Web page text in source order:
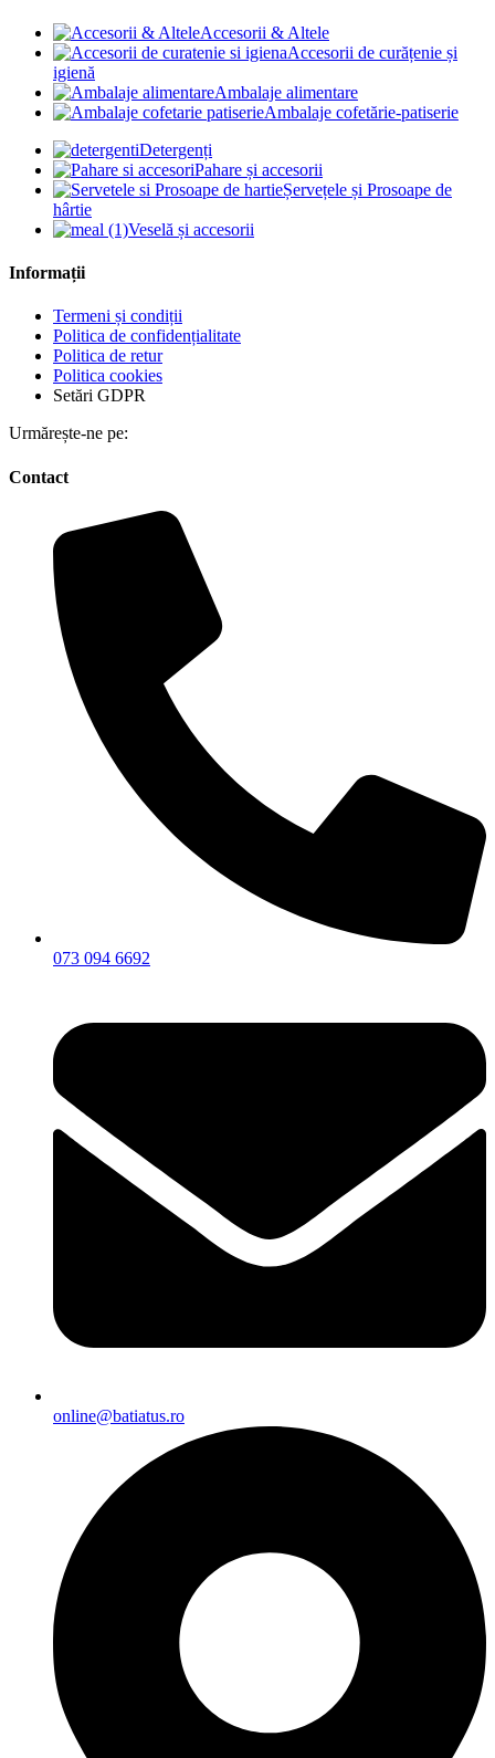
Accesorii & Altele
Accesorii de curățenie și
igienă
Ambalaje alimentare
Ambalaje cofetărie-patiserie
Detergenți
Pahare și accesorii
Șervețele și Prosoape de
hârtie
Veselă și accesorii
Informații
Termeni și condiții
Politica de confidențialitate
Politica de retur
Politica cookies
Setări GDPR
Urmărește-ne pe:
Contact
073 094 6692
online@batiatus.ro